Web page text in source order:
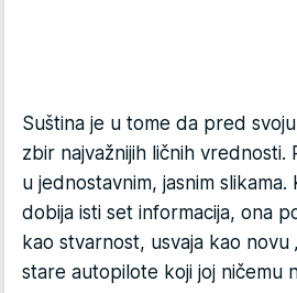
Suština je u tome da pred
zbir najvažnijih ličnih vrednosti.
u jednostavnim, jasnim
dobija isti set informacija, ona
kao stvarnost, usvaja kao novu
stare autopilote koji joj ničemu